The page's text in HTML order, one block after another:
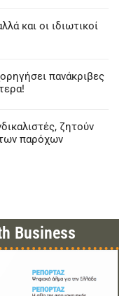
και οι ιδιωτικοί
πανάκριβες
ζητούν
παρόχων
Business